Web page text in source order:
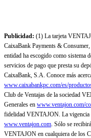
Publicidad: (1) La tarjeta
CaixaBank Payments &
entidad ha escogido como sistema
servicios de pago que presta su
CaixaBank, S.A. Conoce más
www.caixabankpc.com/es/
Club de Ventajas de la sociedad
Generales en www.ventajon.com/
fidelidad VENTAJON. La vigencia
www.ventajon.com. Sólo se
VENTAJON en cualquiera de los